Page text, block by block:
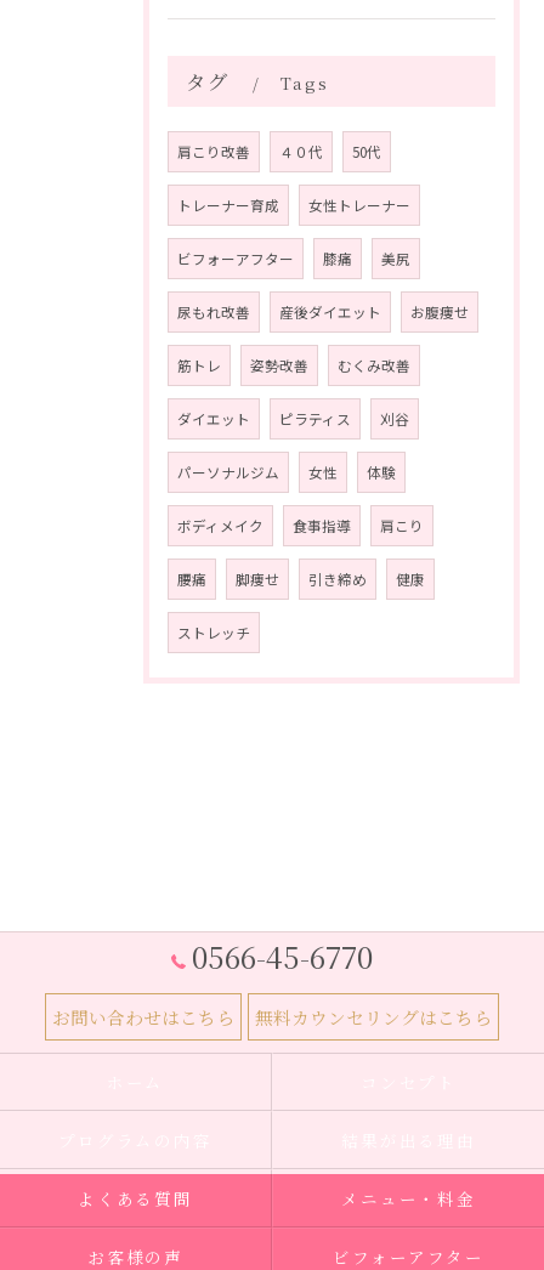
タグ Tags
肩こり改善 ４０代 50代
トレーナー育成 女性トレーナー
ビフォーアフター 膝痛 美尻
尿もれ改善 産後ダイエット お腹痩せ
筋トレ 姿勢改善 むくみ改善
ダイエット ピラティス 刈谷
パーソナルジム 女性 体験
ボディメイク 食事指導 肩こり
腰痛 脚痩せ 引き締め 健康
ストレッチ
0566-45-6770
お問い合わせはこちら 無料カウンセリングはこちら
よくある質問 メニュー・料金
お客様の声 ビフォーアフター